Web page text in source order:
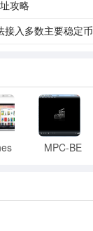
】
攻略
接入多数主要稳定币
MPC-BE